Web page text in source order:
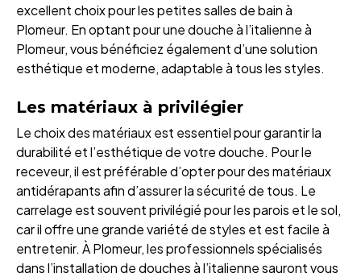
excellent choix pour les petites salles de bain à
Plomeur. En optant pour une douche à l’italienne à
Plomeur, vous bénéficiez également d’une solution
esthétique et moderne, adaptable à tous les styles.
Les matériaux à privilégier
Le choix des matériaux est essentiel pour garantir la
durabilité et l’esthétique de votre douche. Pour le
receveur, il est préférable d’opter pour des matériaux
antidérapants afin d’assurer la sécurité de tous. Le
carrelage est souvent privilégié pour les parois et le sol,
car il offre une grande variété de styles et est facile à
entretenir. À Plomeur, les professionnels spécialisés
dans l’installation de douches à l’italienne sauront vous